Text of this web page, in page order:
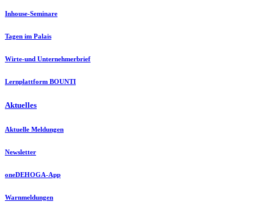
Inhouse-Seminare
Tagen im Palais
Wirte-und Unternehmerbrief
Lernplattform BOUNTI
Aktuelles
Aktuelle Meldungen
Newsletter
oneDEHOGA-App
Warnmeldungen